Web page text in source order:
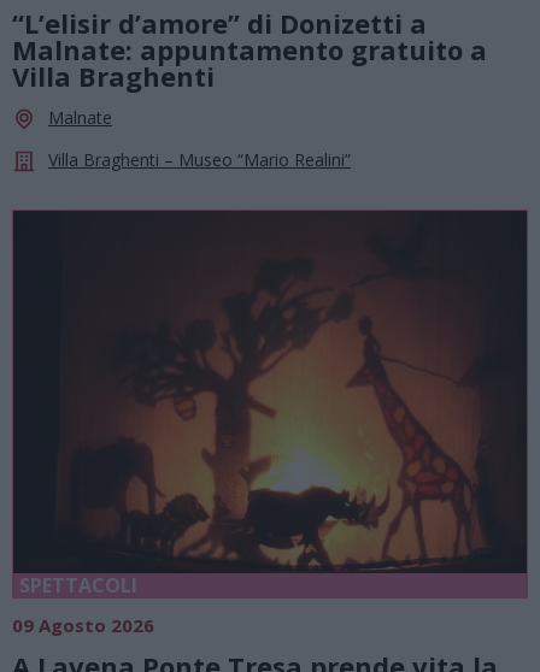
“L’elisir d’amore” di Donizetti a
Malnate: appuntamento gratuito a
Villa Braghenti
Malnate
Villa Braghenti – Museo “Mario Realini”
SPETTACOLI
09 Agosto 2026